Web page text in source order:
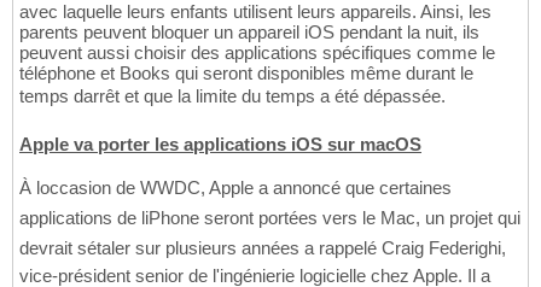
avec laquelle leurs enfants utilisent leurs appareils. Ainsi, les
parents peuvent bloquer un appareil iOS pendant la nuit, ils
peuvent aussi choisir des applications spécifiques comme le
téléphone et Books qui seront disponibles même durant le
temps darrêt et que la limite du temps a été dépassée.
Apple va porter les applications iOS sur macOS
À loccasion de WWDC, Apple a annoncé que certaines
applications de liPhone seront portées vers le Mac, un projet qui
devrait sétaler sur plusieurs années a rappelé Craig Federighi,
vice-président senior de l'ingénierie logicielle chez Apple. Il a